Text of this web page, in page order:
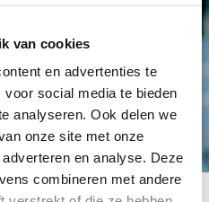
van cookies
en advertenties te
social media te bieden
analyseren. Ook delen we
onze site met onze
en analyse. Deze
combineren met andere